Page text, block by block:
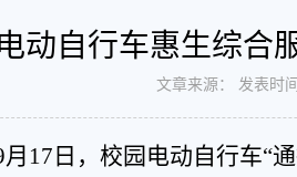
动自行车惠生综合
文章来源： 发表时
月17日 ， 校园 电动自行车“